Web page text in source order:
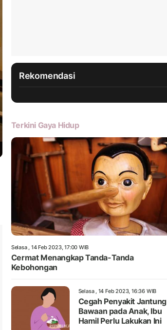
Rekomendasi
Terkini Gaya Hidup
Selasa , 14 Feb 2023, 17:00 WIB
Cermat Menangkap Tanda-Tanda
Kebohongan
Selasa , 14 Feb 2023, 16:36 WIB
Cegah Penyakit Jantung
Bawaan pada Anak, Ibu
Hamil Perlu Lakukan Ini